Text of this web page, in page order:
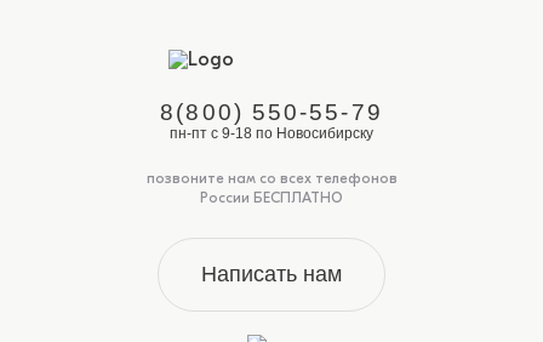
8(800) 550-55-79
пн-пт с 9-18 по Новосибирску
позвоните нам со всех телефонов
России БЕСПЛАТНО
Написать нам